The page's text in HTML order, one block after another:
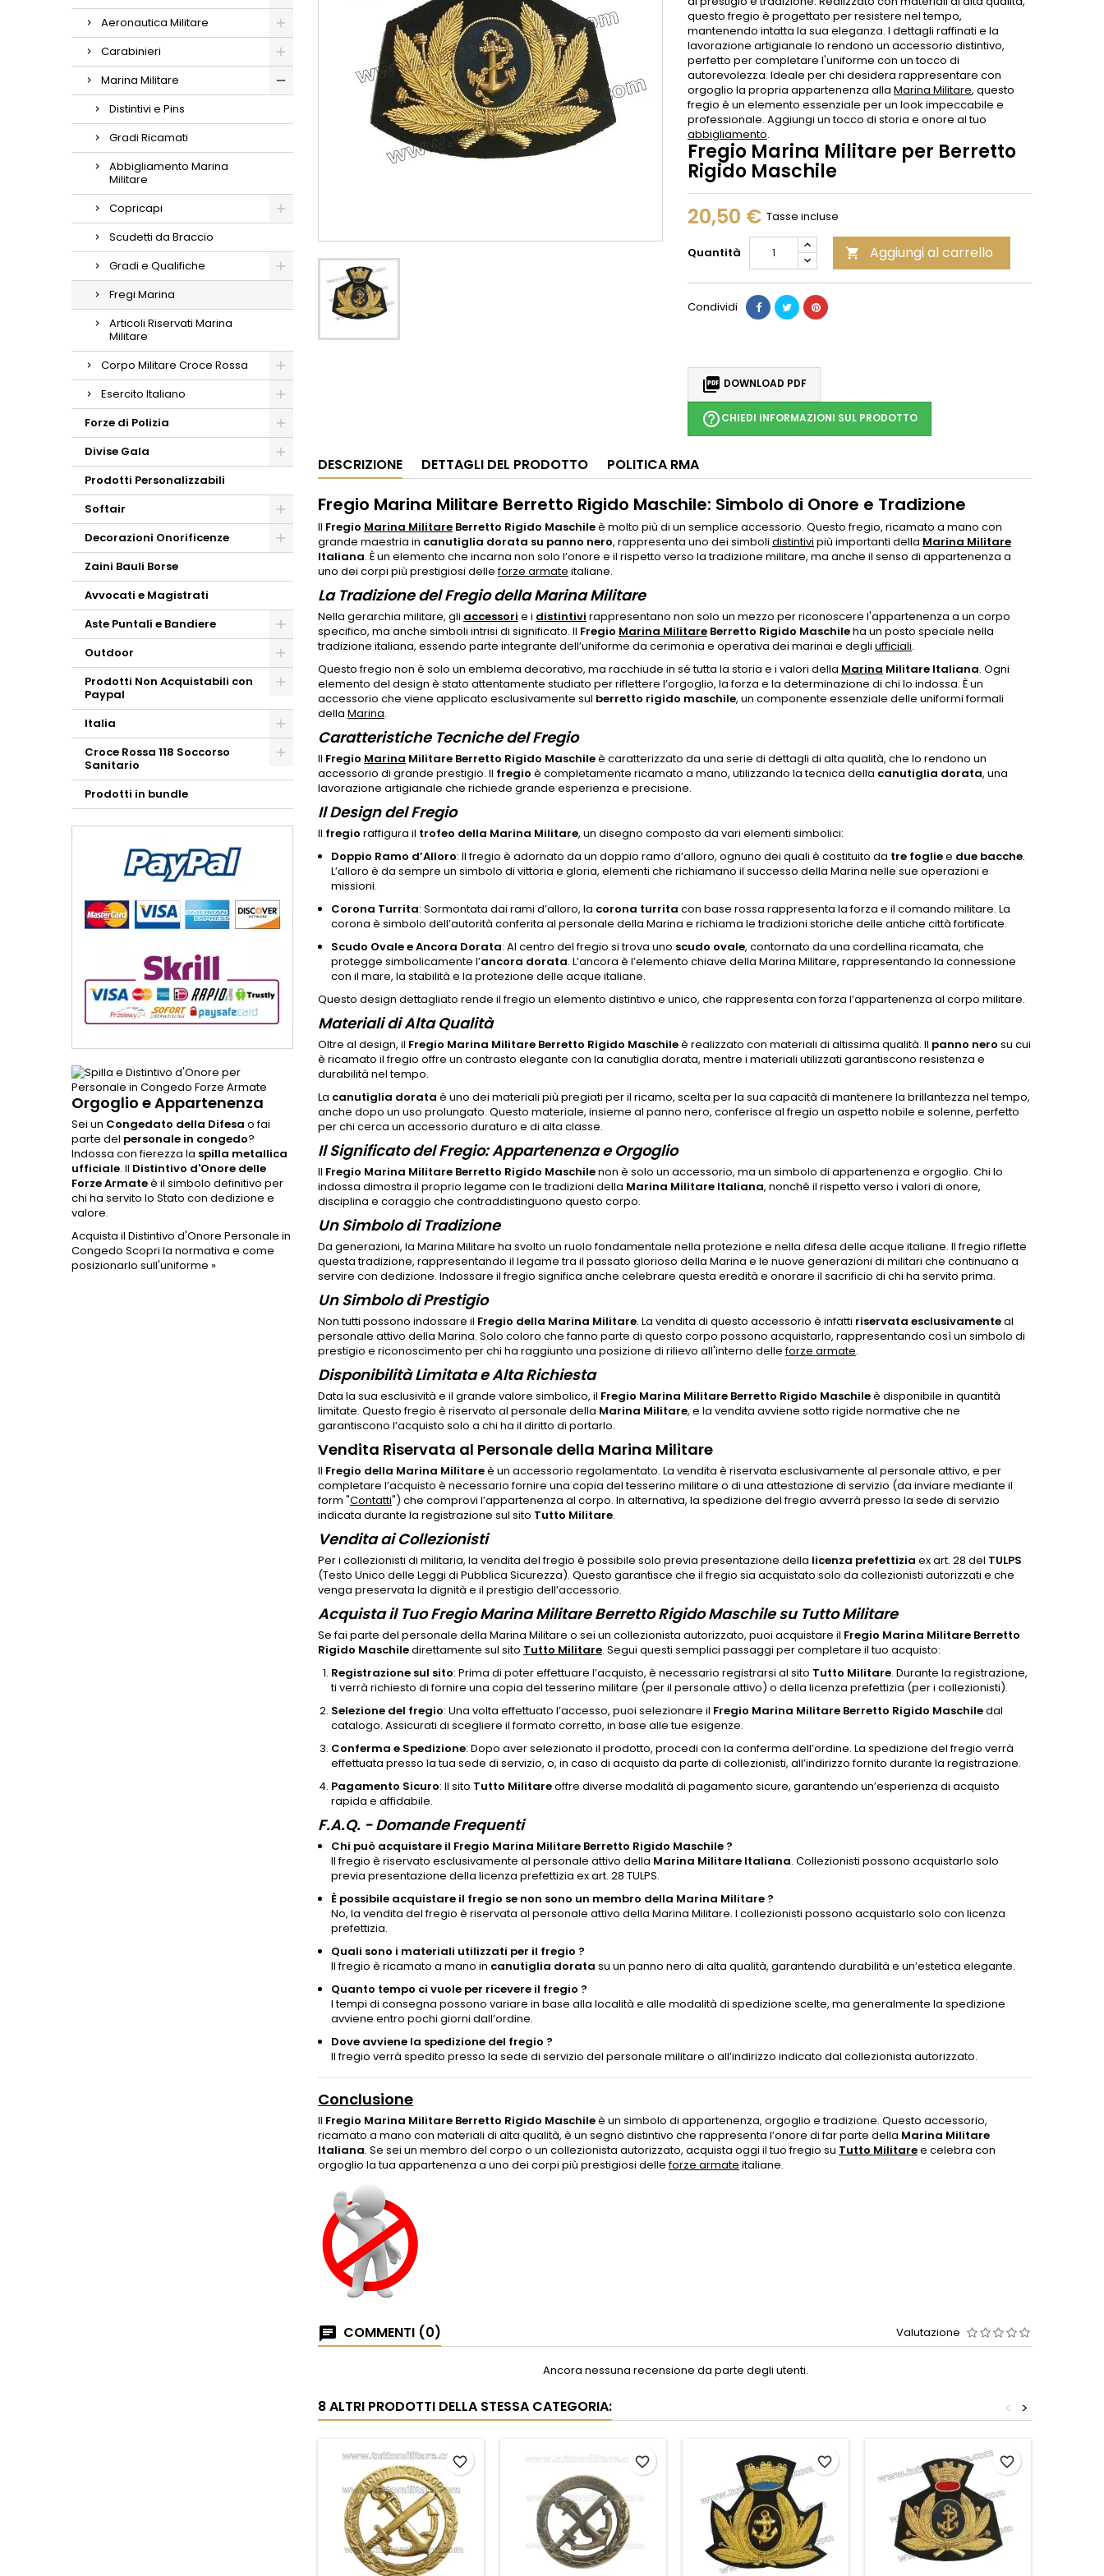
Aeronautica Militare
Carabinieri
Marina Militare
Distintivi e Pins
Gradi Ricamati
Abbigliamento Marina
Militare
Copricapi
Scudetti da Braccio
Gradi e Qualifiche
Fregi Marina
Articoli Riservati Marina
Militare
Corpo Militare Croce Rossa
Esercito Italiano
Forze di Polizia
Divise Gala
Prodotti Personalizzabili
Softair
Decorazioni Onorificenze
Zaini Bauli Borse
Avvocati e Magistrati
Aste Puntali e Bandiere
Outdoor
Prodotti Non Acquistabili con
Paypal
Italia
Croce Rossa 118 Soccorso
Sanitario
Prodotti in bundle
Orgoglio e Appartenenza
Sei un Congedato della Difesa o fai
parte del personale in congedo?
Indossa con fierezza la spilla metallica
ufficiale. Il Distintivo d'Onore delle
Forze Armateè il simbolo definitivo per
chi ha servito lo Stato con dedizione e
valore.
Acquista il Distintivo d'Onore Personale in
Congedo Scopri la normativa e come
posizionarlo sull'uniforme »
questo fregio è progettato per resistere nel tempo,
mantenendo intatta la sua eleganza. I dettagli raffinati e la
lavorazione artigianale lo rendono un accessorio distintivo,
perfetto per completare l'uniforme con un tocco di
autorevolezza. Ideale per chi desidera rappresentare con
orgoglio la propria appartenenza alla Marina Militare, questo
fregio è un elemento essenziale per un look impeccabile e
professionale. Aggiungi un tocco di storia e onore al tuo
abbigliamento.
Fregio Marina Militare per Berretto
Rigido Maschile
20,50 € Tasse incluse
Quantità  Aggiungi al carrello
Condividi
 DOWNLOAD PDF
help_outlineCHIEDI INFORMAZIONI SUL PRODOTTO
DESCRIZIONE DETTAGLI DEL PRODOTTO POLITICA RMA
Fregio Marina Militare Berretto Rigido Maschile: Simbolo di Onore e Tradizione
Il Fregio Marina Militare Berretto Rigido Maschileè molto più di un semplice accessorio. Questo fregio, ricamato a mano con
grande maestria in canutiglia dorata su panno nero, rappresenta uno dei simboli distintivi più importanti della Marina Militare
Italiana. È un elemento che incarna non solo l’onore e il rispetto verso la tradizione militare, ma anche il senso di appartenenza a
uno dei corpi più prestigiosi delleforze armate italiane.
La Tradizione del Fregio della Marina Militare
Nella gerarchia militare, gli accessori e i distintivi rappresentano non solo un mezzo per riconoscere l'appartenenza a un corpo
specifico, ma anche simboli intrisi di significato. Il Fregio Marina Militare Berretto Rigido Maschileha un posto speciale nella
tradizione italiana, essendo parte integrante dell’uniforme da cerimonia e operativa dei marinai e degli ufficiali.
Questo fregio non è solo un emblema decorativo, ma racchiude in sé tutta la storia e i valori della Marina Militare Italiana. Ogni
elemento del design è stato attentamente studiato per riflettere l’orgoglio, la forza e la determinazione di chi lo indossa. È un
accessorio che viene applicato esclusivamente sul berretto rigido maschile, un componente essenziale delle uniformi formali
della Marina.
Caratteristiche Tecniche del Fregio
Il Fregio Marina Militare Berretto Rigido Maschileè caratterizzato da una serie di dettagli di alta qualità, che lo rendono un
accessorio di grande prestigio. Il fregio è completamente ricamato a mano, utilizzando la tecnica della canutiglia dorata, una
lavorazione artigianale che richiede grande esperienza e precisione.
Il Design del Fregio
Il fregio raffigura il trofeo della Marina Militare, un disegno composto da vari elementi simbolici:
Doppio Ramo d’Alloro: Il fregio è adornato da un doppio ramo d’alloro, ognuno dei quali è costituito da tre fogliee due bacche.
L’alloro è da sempre un simbolo di vittoria e gloria, elementi che richiamano il successo della Marina nelle sue operazioni e
missioni.
Corona Turrita: Sormontata dai rami d’alloro, la corona turrita con base rossa rappresenta la forza e il comando militare. La
corona è simbolo dell’autorità conferita al personale della Marina e richiama le tradizioni storiche delle antiche città fortificate.
Scudo Ovale e Ancora Dorata: Al centro del fregio si trova uno scudo ovale, contornato da una cordellina ricamata, che
protegge simbolicamente l’ancora dorata. L’ancora è l’elemento chiave della Marina Militare, rappresentando la connessione
con il mare, la stabilità e la protezione delle acque italiane.
Questo design dettagliato rende il fregio un elemento distintivo e unico, che rappresenta con forza l’appartenenza al corpo militare.
Materiali di Alta Qualità
Oltre al design, il Fregio Marina Militare Berretto Rigido Maschileè realizzato con materiali di altissima qualità. Il panno nero su cui
è ricamato il fregio offre un contrasto elegante con la canutiglia dorata, mentre i materiali utilizzati garantiscono resistenza e
durabilità nel tempo.
La canutiglia dorata è uno dei materiali più pregiati per il ricamo, scelta per la sua capacità di mantenere la brillantezza nel tempo,
anche dopo un uso prolungato. Questo materiale, insieme al panno nero, conferisce al fregio un aspetto nobile e solenne, perfetto
per chi cerca un accessorio duraturo e di alta classe.
Il Significato del Fregio: Appartenenza e Orgoglio
Il Fregio Marina Militare Berretto Rigido Maschilenon è solo un accessorio, ma un simbolo di appartenenza e orgoglio. Chi lo
indossa dimostra il proprio legame con le tradizioni della Marina Militare Italiana, nonché il rispetto verso i valori di onore,
disciplina e coraggio che contraddistinguono questo corpo.
Un Simbolo di Tradizione
Da generazioni, la Marina Militare ha svolto un ruolo fondamentale nella protezione e nella difesa delle acque italiane. Il fregio riflette
questa tradizione, rappresentando il legame tra il passato glorioso della Marina e le nuove generazioni di militari che continuano a
servire con dedizione. Indossare il fregio significa anche celebrare questa eredità e onorare il sacrificio di chi ha servito prima.
Un Simbolo di Prestigio
Non tutti possono indossare il Fregio della Marina Militare. La vendita di questo accessorio è infatti riservata esclusivamenteal
personale attivo della Marina. Solo coloro che fanno parte di questo corpo possono acquistarlo, rappresentando così un simbolo di
prestigio e riconoscimento per chi ha raggiunto una posizione di rilievo all'interno delleforze armate.
Disponibilità Limitata e Alta Richiesta
Data la sua esclusività e il grande valore simbolico, il Fregio Marina Militare Berretto Rigido Maschileè disponibile in quantità
limitate. Questo fregio è riservato al personale della Marina Militare, e la vendita avviene sotto rigide normative che ne
garantiscono l’acquisto solo a chi ha il diritto di portarlo.
Vendita Riservata al Personale della Marina Militare
Il Fregio della Marina Militareè un accessorio regolamentato. La vendita è riservata esclusivamente al personale attivo, e per
completare l’acquisto è necessario fornire una copia del tesserino militare o di una attestazione di servizio (da inviare mediante il
form "Contatti") che comprovi l’appartenenza al corpo. In alternativa, la spedizione del fregio avverrà presso la sede di servizio
indicata durante la registrazione sul sito Tutto Militare.
Vendita ai Collezionisti
Per i collezionisti di militaria, la vendita del fregio è possibile solo previa presentazione della licenza prefettizia ex art. 28 del TULPS
(Testo Unico delle Leggi di Pubblica Sicurezza). Questo garantisce che il fregio sia acquistato solo da collezionisti autorizzati e che
venga preservata la dignità e il prestigio dell’accessorio.
Acquista il Tuo Fregio Marina Militare Berretto Rigido Maschile su Tutto Militare
Se fai parte del personale della Marina Militare o sei un collezionista autorizzato, puoi acquistare il Fregio Marina Militare Berretto
Rigido Maschiledirettamente sul sito Tutto Militare. Segui questi semplici passaggi per completare il tuo acquisto:
Registrazione sul sito: Prima di poter effettuare l’acquisto, è necessario registrarsi al sito Tutto Militare. Durante la registrazione,
ti verrà richiesto di fornire una copia del tesserino militare (per il personale attivo) o della licenza prefettizia (per i collezionisti).
Selezione del fregio: Una volta effettuato l’accesso, puoi selezionare il Fregio Marina Militare Berretto Rigido Maschiledal
catalogo. Assicurati di scegliere il formato corretto, in base alle tue esigenze.
Conferma e Spedizione: Dopo aver selezionato il prodotto, procedi con la conferma dell’ordine. La spedizione del fregio verrà
effettuata presso la tua sede di servizio, o, in caso di acquisto da parte di collezionisti, all’indirizzo fornito durante la registrazione.
Pagamento Sicuro: Il sito Tutto Militareoffre diverse modalità di pagamento sicure, garantendo un’esperienza di acquisto
rapida e affidabile.
F.A.Q. - Domande Frequenti
Chi può acquistare il Fregio Marina Militare Berretto Rigido Maschile ?
Il fregio è riservato esclusivamente al personale attivo della Marina Militare Italiana. Collezionisti possono acquistarlo solo
previa presentazione della licenza prefettizia ex art. 28 TULPS.
È possibile acquistare il fregio se non sono un membro della Marina Militare ?
No, la vendita del fregio è riservata al personale attivo della Marina Militare. I collezionisti possono acquistarlo solo con licenza
prefettizia.
Quali sono i materiali utilizzati per il fregio ?
Il fregio è ricamato a mano in canutiglia dorata su un panno nero di alta qualità, garantendo durabilità e un’estetica elegante.
Quanto tempo ci vuole per ricevere il fregio ?
I tempi di consegna possono variare in base alla località e alle modalità di spedizione scelte, ma generalmente la spedizione
avviene entro pochi giorni dall’ordine.
Dove avviene la spedizione del fregio ?
Il fregio verrà spedito presso la sede di servizio del personale militare o all’indirizzo indicato dal collezionista autorizzato.
Conclusione
Il Fregio Marina Militare Berretto Rigido Maschileè un simbolo di appartenenza, orgoglio e tradizione. Questo accessorio,
ricamato a mano con materiali di alta qualità, è un segno distintivo che rappresenta l’onore di far parte della Marina Militare
Italiana. Se sei un membro del corpo o un collezionista autorizzato, acquista oggi il tuo fregio su Tutto Militaree celebra con
orgoglio la tua appartenenza a uno dei corpi più prestigiosi delleforze armate italiane.
COMMENTI (0) Valutazione
Ancora nessuna recensione da parte degli utenti.
8 ALTRI PRODOTTI DELLA STESSA CATEGORIA: >
<
favorite_border favorite_border favorite_border favorite_border